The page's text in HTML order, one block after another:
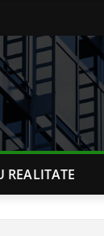
REALITATE